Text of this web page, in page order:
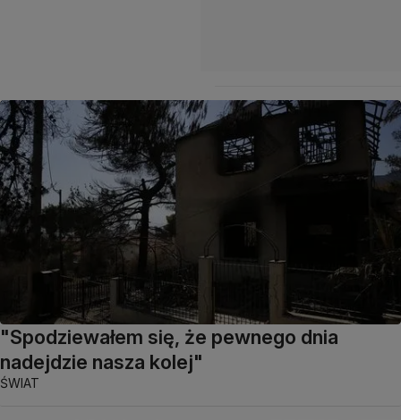
"Spodziewałem się, że pewnego dnia
nadejdzie nasza kolej"
ŚWIAT